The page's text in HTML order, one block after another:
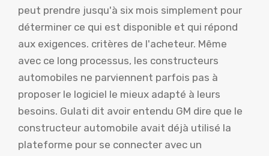
peut prendre jusqu'à six mois simplement pour
déterminer ce qui est disponible et qui répond
aux exigences. critères de l'acheteur. Même
avec ce long processus, les constructeurs
automobiles ne parviennent parfois pas à
proposer le logiciel le mieux adapté à leurs
besoins. Gulati dit avoir entendu GM dire que le
constructeur automobile avait déjà utilisé la
plateforme pour se connecter avec un